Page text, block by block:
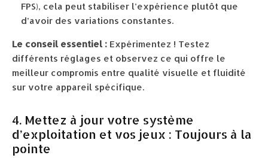
FPS), cela peut stabiliser l’expérience plutôt que
d’avoir des variations constantes.
Le conseil essentiel : Expérimentez ! Testez
différents réglages et observez ce qui offre le
meilleur compromis entre qualité visuelle et fluidité
sur votre appareil spécifique.
4. Mettez à jour votre système
d’exploitation et vos jeux : Toujours à la
pointe